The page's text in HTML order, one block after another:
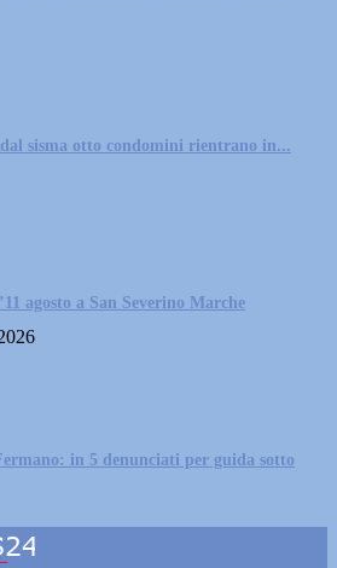
sisma otto condomini rientrano in...
agosto a San Severino Marche
in 5 denunciati per guida sotto